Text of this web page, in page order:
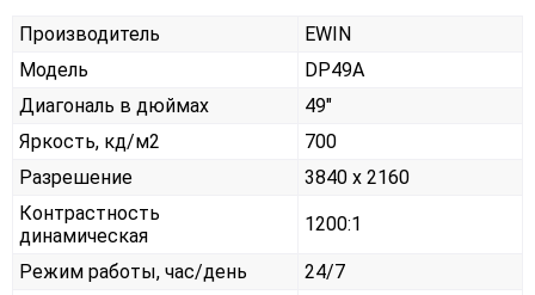
Производитель
EWIN
Модель
DP49A
Диагональ в дюймах
49"
Яркость, кд/м2
700
Разрешение
3840 x 2160
Контрастность
динамическая
1200:1
Режим работы, час/день
24/7